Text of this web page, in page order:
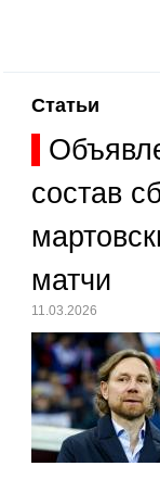
Статьи
состав
матчи
11.03.2026